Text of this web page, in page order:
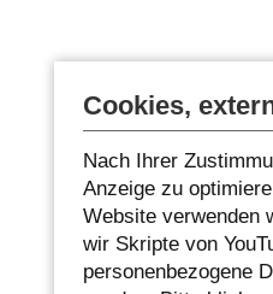
Cookies,
Nach Ihrer
Anzeige zu
Website verwenden
wir Skripte von
personenbezogene